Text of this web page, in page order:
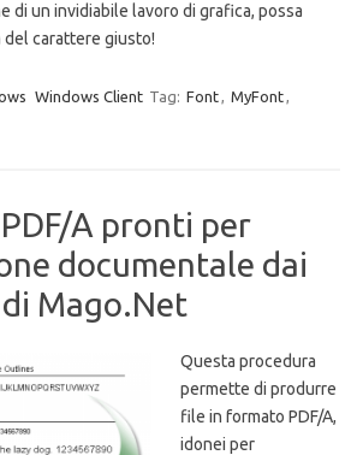
di un invidiabile lavoro di grafica, possa
carattere giusto!
Windows Client Tag: Font, MyFont,
A pronti per
documentale dai
Mago.Net
Questa procedura
permette di produrre
file in formato PDF/A,
idonei per